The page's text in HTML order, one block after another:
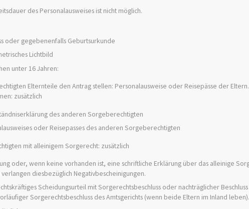
des Personalausweises ist nicht möglich.
oder gegebenenfalls Geburtsurkunde
Lichtbild
unter 16 Jahren:
Elternteile den Antrag stellen: Personalausweise oder Reisepässe der
zusätzlich
des anderen Sorgeberechtigten
oder Reisepasses des anderen Sorgeberechtigten
mit alleinigem Sorgerecht: zusätzlich
oder, wenn keine vorhanden ist, eine schriftliche Erklärung über das alleinige
diesbezüglich Negativbescheinigungen.
Scheidungsurteil mit Sorgerechtsbeschluss oder nachträglicher
Sorgerechtsbeschluss des Amtsgerichts (wenn beide Eltern im Inland leben).